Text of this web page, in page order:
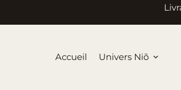
Accueil Univers Niõ